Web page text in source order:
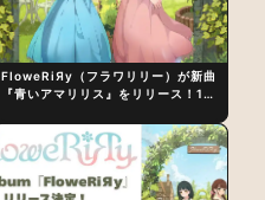
FloweRiЯy（フラワリリー）が新曲
『青いアマリリス』をリリース！1st